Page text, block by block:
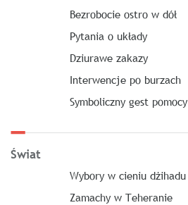
Bezrobocie ostro w dół
Pytania o układy
Dziurawe zakazy
Interwencje po burzach
Symboliczny gest pomocy
Świat
Wybory w cieniu dżihadu
Zamachy w Teheranie